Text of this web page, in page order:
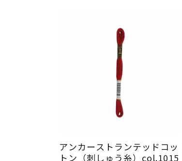
アンカーストランテッドコッ
トン（刺しゅう糸）col.1015